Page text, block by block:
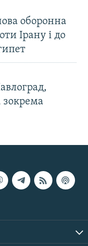
оборонна
Ірану і до
зокрема